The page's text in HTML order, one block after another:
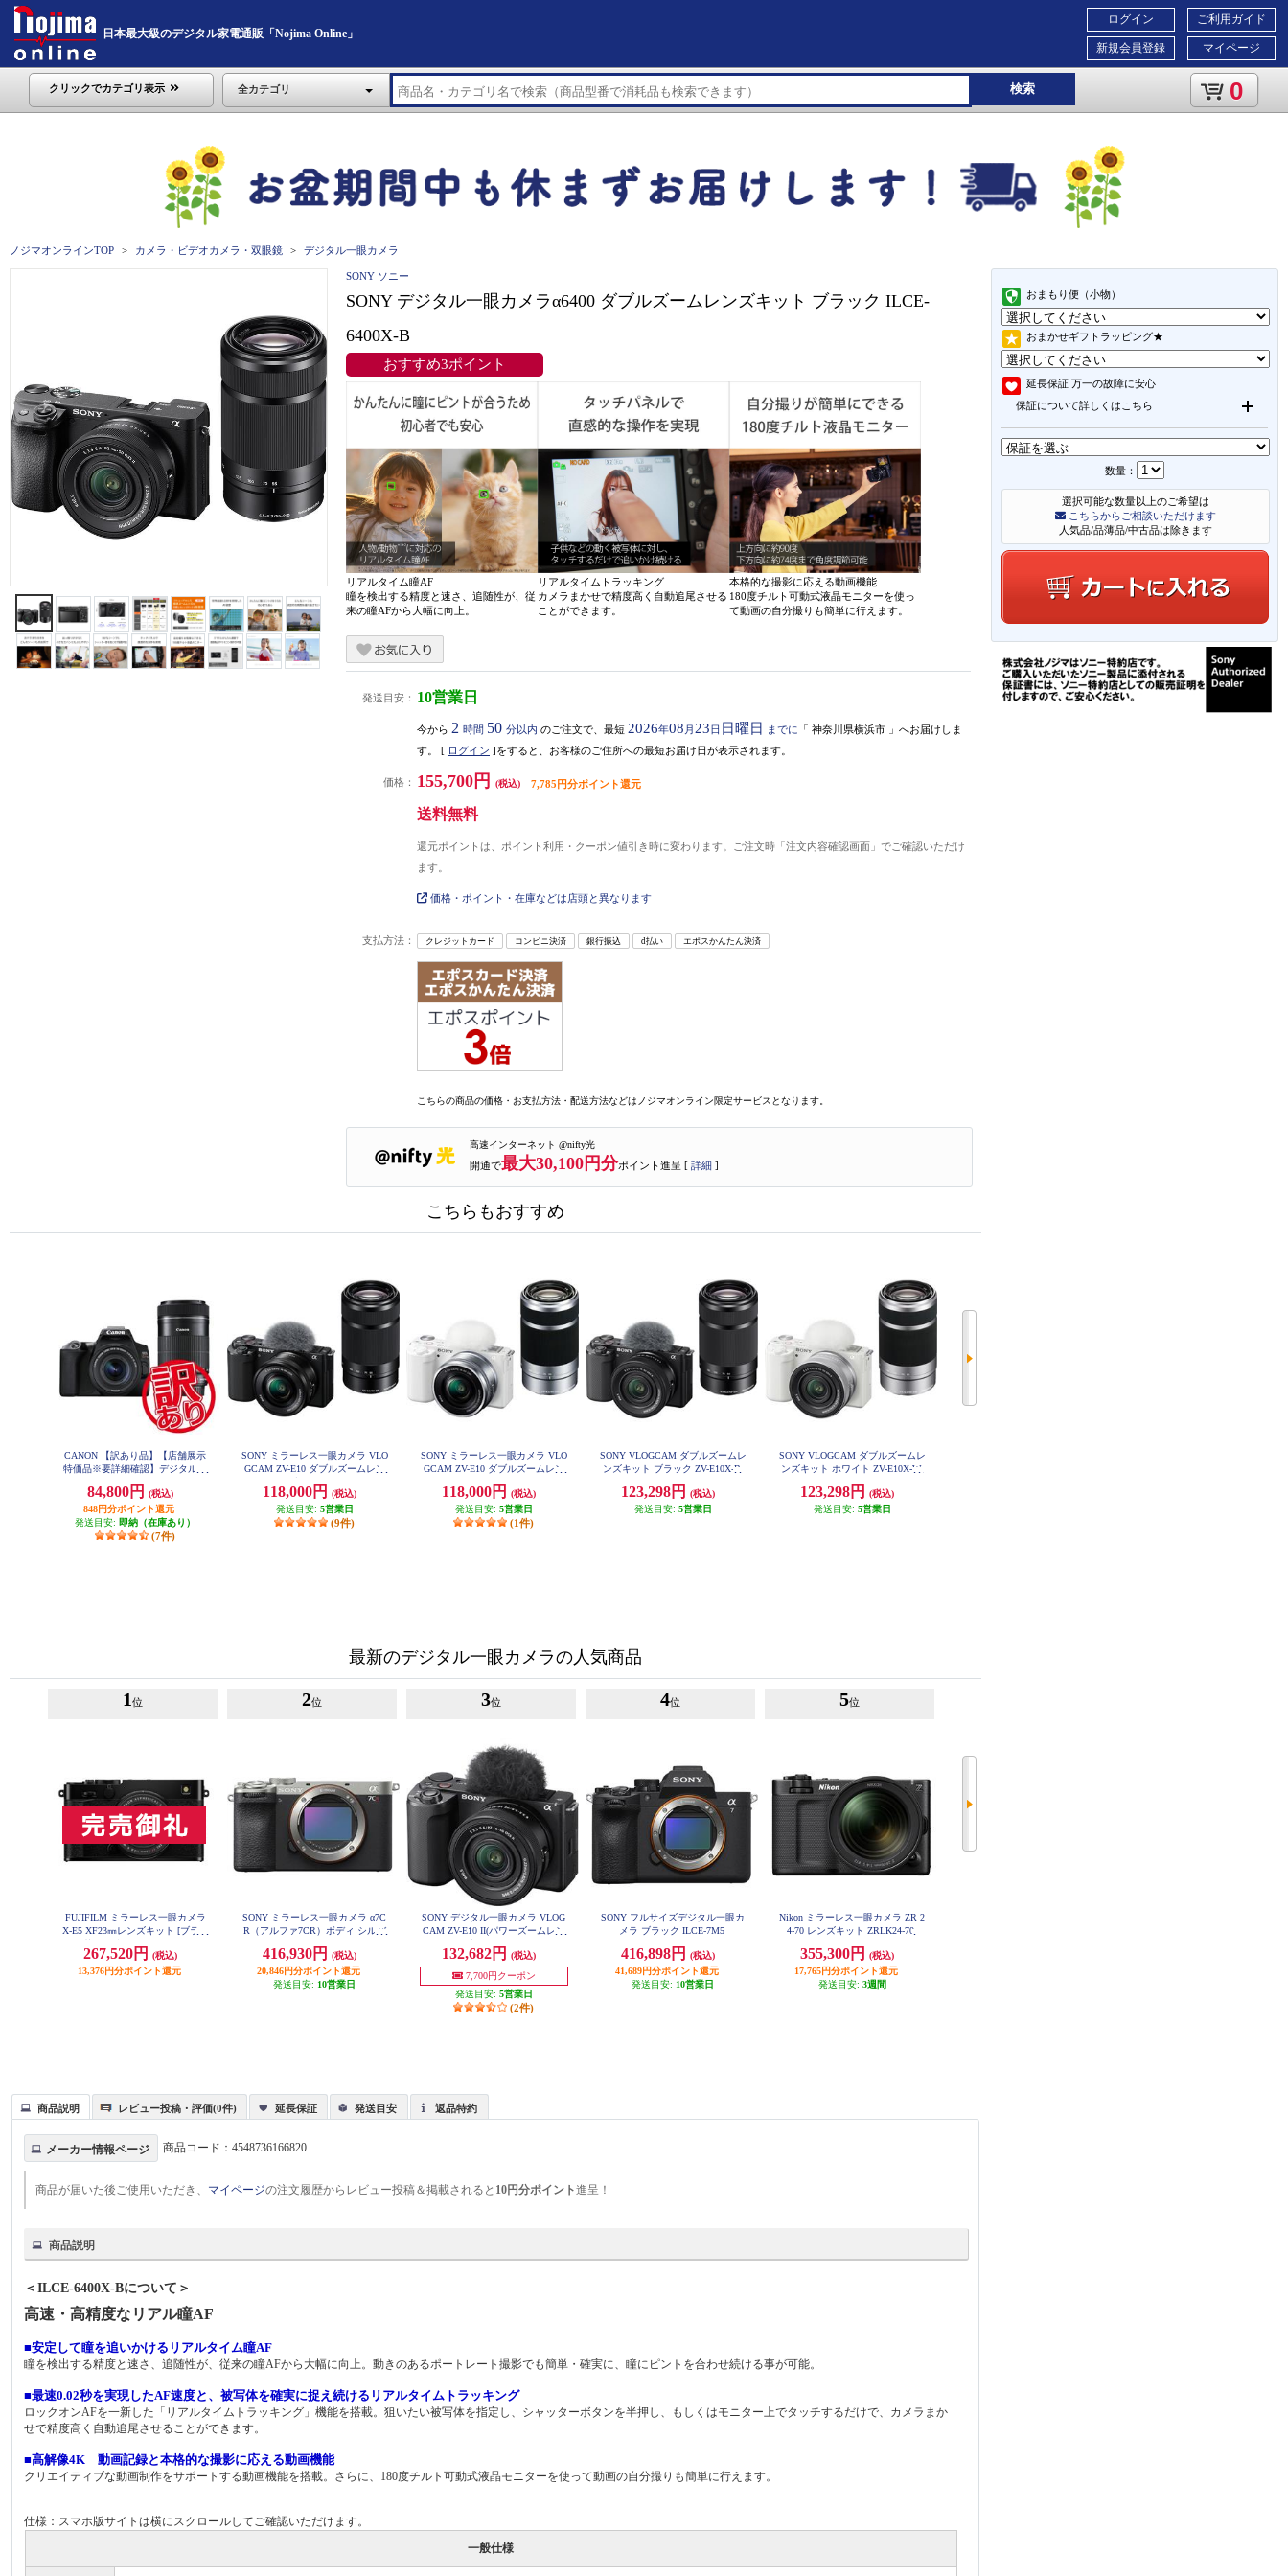
日本最大級のデジタル家電通販「Nojima Online」
ご利用ガイド
マイページ
ログイン
新規会員登録
クリックでカテゴリ表示 全カテゴリ 検索 0
ノジマオンラインTOP カメラ・ビデオカメラ・双眼鏡 デジタル一眼カメラ
おまもり便（小物）
おまかせギフトラッピング★
延長保証 万一の故障に安心
保証について詳しくはこちら
数量：
選択可能な数量以上のご希望は
こちらからご相談いただけます
人気品/品薄品/中古品は除きます
SONY ソニー
SONY デジタル一眼カメラα6400 ダブルズームレンズキット ブラック ILCE-
6400X-B
おすすめ3ポイント
リアルタイム瞳AF
瞳を検出する精度と速さ、追随性が、従
来の瞳AFから大幅に向上。
リアルタイムトラッキング
カメラまかせで精度高く自動追尾させる
ことができます。
本格的な撮影に応える動画機能
180度チルト可動式液晶モニターを使っ
て動画の自分撮りも簡単に行えます。
発送目安： 10営業日
今から 2 時間 50 分以内 のご注文で、最短 2026年08 月 23日 日曜日 までに 「 神奈川県横浜市 」 へお届けしま
す。 [ ログイン ]をすると、お客様のご住所への最短お届け日が表示されます。
価格： 155,700円 (税込) 7,785円分ポイント還元
送料無料
還元ポイントは、ポイント利用・クーポン値引き時に変わります。ご注文時「注文内容確認画面」でご確認いただけ
ます。
価格・ポイント・在庫などは店頭と異なります
支払方法： クレジットカード コンビニ決済 銀行振込 d払い エポスかんたん決済
こちらの商品の価格・お支払方法・配送方法などはノジマオンライン限定サービスとなります。
高速インターネット @nifty光
開通で最大30,100円分ポイント進呈 [ 詳細 ]
こちらもおすすめ
CANON 【訳あり品】【店舗展示
特価品※要詳細確認】デジタル一
ルズームキット ブラック EOSKIS
SX10BKWKIT
84,800円
(税込)
848円分ポイント還元
発送目安: 即納（在庫あり）
(7件)
SONY ミラーレス一眼カメラ VLO
GCAM ZV-E10 ダブルズームレン
118,000円
(税込)
発送目安: 5営業日
(9件)
SONY ミラーレス一眼カメラ VLO
GCAM ZV-E10 ダブルズームレン
118,000円
(税込)
発送目安: 5営業日
(1件)
SONY VLOGCAM ダブルズームレ
ンズキット ブラック ZV-E10X-B
123,298円
(税込)
発送目安: 5営業日
SONY VLOGCAM ダブルズームレ
ンズキット ホワイト ZV-E10X-W
123,298円
(税込)
発送目安: 5営業日
最新のデジタル一眼カメラの人気商品
1 位
FUJIFILM ミラーレス一眼カメラ
X-E5 XF23㎜レンズキット [ブラッ
B-JP
267,520円
(税込)
13,376円分ポイント還元
2位
SONY ミラーレス一眼カメラ α7C
R（アルファ7CR）ボディ シルバ
416,930円
(税込)
20,846円分ポイント還元
発送目安: 10営業日
3位
SONY デジタル一眼カメラ VLOG
CAM ZV-E10 II(パワーズームレン
Q
132,682円
(税込)
7,700円クーポン
発送目安: 5営業日
(2件)
4位
SONY フルサイズデジタル一眼カ
メラ ブラック ILCE-7M5
416,898円
(税込)
41,689円分ポイント還元
発送目安: 10営業日
5位
Nikon ミラーレス一眼カメラ ZR 2
4-70 レンズキット ZRLK24-70
355,300円
(税込)
17,765円分ポイント還元
発送目安: 3週間
商品説明 レビュー投稿・評価(0件) 延長保証 発送目安 返品特約
メーカー情報ページ 商品コード：4548736166820
商品が届いた後ご使用いただき、 マイページの注文履歴からレビュー投稿＆掲載されると 10円分ポイント進呈！
商品説明
＜ILCE-6400X-Bについて＞
高速・高精度なリアル瞳AF
■安定して瞳を追いかけるリアルタイム瞳AF
瞳を検出する精度と速さ、追随性が、従来の瞳AFから大幅に向上。動きのあるポートレート撮影でも簡単・確実に、瞳にピントを合わせ続ける事が可能。
■最速0.02秒を実現したAF速度と、被写体を確実に捉え続けるリアルタイムトラッキング
ロックオンAFを一新した「リアルタイムトラッキング」機能を搭載。狙いたい被写体を指定し、シャッターボタンを半押し、もしくはモニター上でタッチするだけで、カメラまか
せで精度高く自動追尾させることができます。
■高解像4K 動画記録と本格的な撮影に応える動画機能
クリエイティブな動画制作をサポートする動画機能を搭載。さらに、180度チルト可動式液晶モニターを使って動画の自分撮りも簡単に行えます。
仕様：スマホ版サイトは横にスクロールしてご確認いただけます。
一般仕様